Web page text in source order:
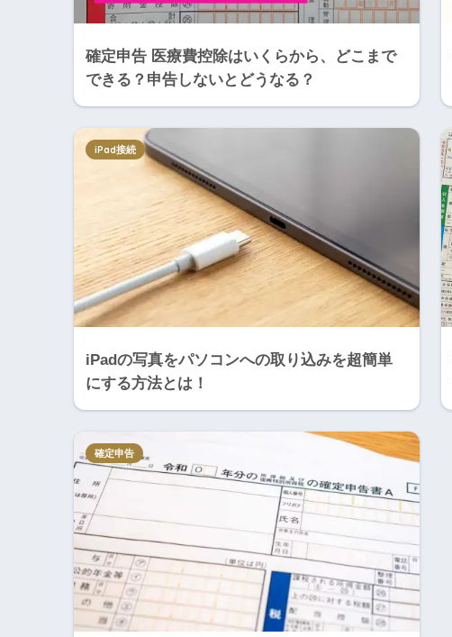
確定申告 医療費控除はいくらから、どこまで
できる？申告しないとどうなる？
iPadの写真をパソコンへの取り込みを超簡単
にする方法とは！
iPad接続
確定申告